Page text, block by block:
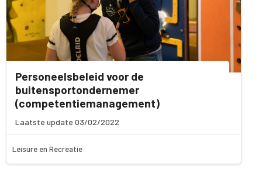
Personeelsbeleid voor de
buitensportondernemer
(competentiemanagement)
Laatste update 03/02/2022
Leisure en Recreatie